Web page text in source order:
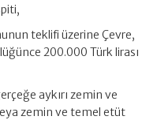
teklifi üzerine Çevre,
200.000 Türk lirası
aykırı zemin ve
zemin ve temel etüt